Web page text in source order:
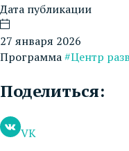
Дата публикации
27 января 2026
Программа#Центр
Поделиться:
VK